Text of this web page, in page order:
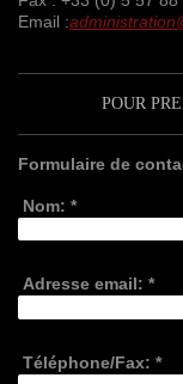
Email :
POUR
Formulaire de
Nom: *
Adresse email: *
Téléphone/Fax: *